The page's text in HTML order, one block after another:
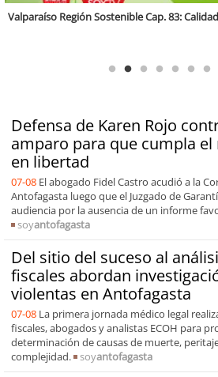
Defensa de Karen Rojo
amparo para que cumpla el
en libertad
07-08 El abogado Fidel Castro acudió a la
Antofagasta luego que el Juzgado de
audiencia por la ausencia de un informe
soyantofagasta
Del sitio del suceso al
fiscales abordan
violentas en Antofagasta
07-08 La primera jornada médico legal
fiscales, abogados y analistas ECOH para
determinación de causas de muerte,
complejidad.
soyantofagasta